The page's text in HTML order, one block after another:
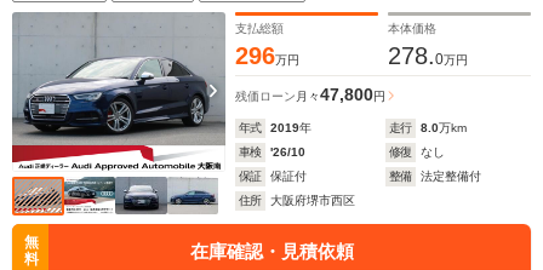
支払総額
296万円
本体価格
278.0万円
残価ローン 月々47,800円
年式 2019年 走行 8.0万km
車検
'26/10 修復
なし
保証
保証付 整備
法定整備付
住所
大阪府堺市西区
無
料
在庫確認・見積依頼